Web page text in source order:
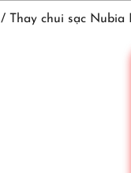
/ Thay chui sạc Nubia